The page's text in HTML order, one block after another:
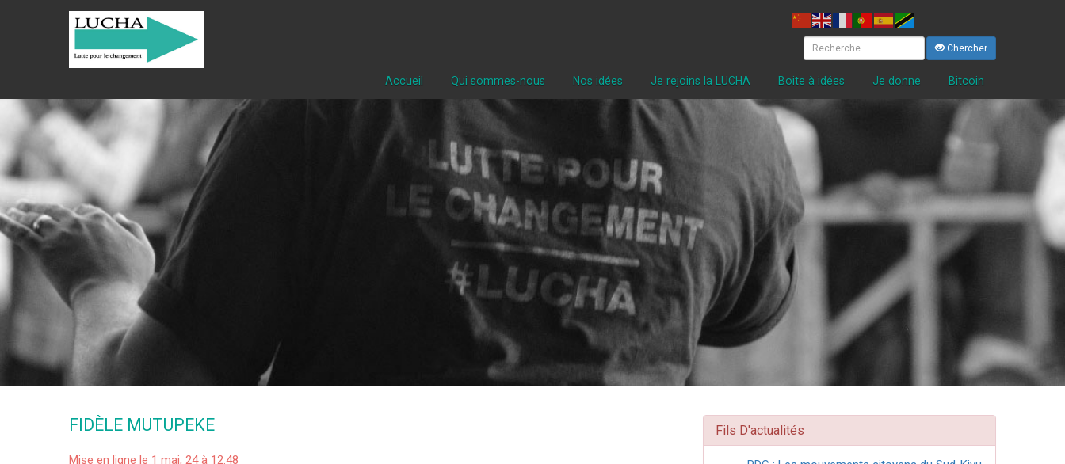
Chercher
Accueil Qui sommes-nous Nos idées Je rejoins la LUCHA Boite à idées Je donne Bitcoin
FIDÈLE MUTUPEKE
Mise en ligne le 1 mai, 24 à 12:48
Fils D'actualités